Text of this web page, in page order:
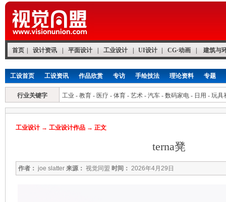
首页 设计资讯 平面设计 工业设计 UI设计 CG·动画 建筑与
工设首页 工设资讯 作品欣赏 专访 手绘技法 理论资料 专题
行业关键字 工业 - 教育 - 医疗 - 体育 - 艺术 - 汽车 - 数码家电 - 日用 - 玩具
工业设计 → 工业设计作品 → 正文
terna凳
作者： joe slatter 来源： 视觉同盟 时间： 2026年4月29日